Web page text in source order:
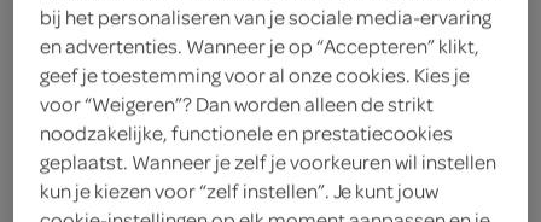
1 Stuks
Let op: aanbiedingen zijn niet zichtbaar bij de
producten, maar worden wél automatisch
bij het personaliseren van je sociale media-ervaring
en advertenties. Wanneer je op “Accepteren” klikt,
geef je toestemming voor al onze cookies. Kies je
voor “Weigeren”? Dan worden alleen de strikt
noodzakelijke, functionele en prestatiecookies
geplaatst. Wanneer je zelf je voorkeuren wil instellen
kun je kiezen voor “zelf instellen”. Je kunt jouw